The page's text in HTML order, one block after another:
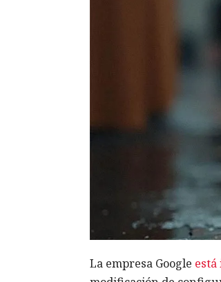
La empresa Google